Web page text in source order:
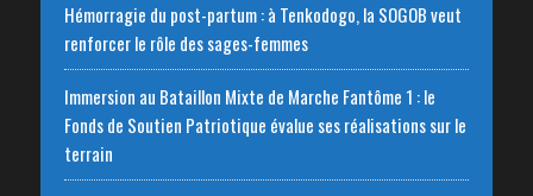
Hémorragie du post-partum : à Tenkodogo, la SOGOB veut
renforcer le rôle des sages-femmes
Immersion au Bataillon Mixte de Marche Fantôme 1 : le
Fonds de Soutien Patriotique évalue ses réalisations sur le
terrain